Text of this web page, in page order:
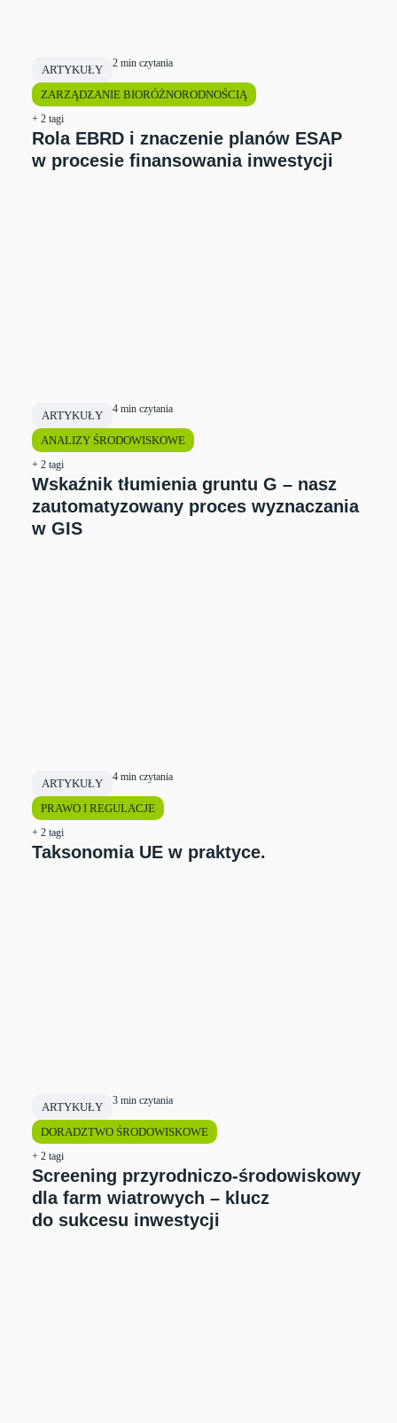
ARTYKUŁY 2 min czytania
ZARZĄDZANIE BIORÓŻNORODNOŚCIĄ
+ 2 tagi
Rola EBRD i znaczenie planów ESAP
w procesie finansowania inwestycji
ARTYKUŁY 4 min czytania
ANALIZY ŚRODOWISKOWE
+ 2 tagi
Wskaźnik tłumienia gruntu G – nasz
zautomatyzowany proces wyznaczania
w GIS
ARTYKUŁY 4 min czytania
PRAWO I REGULACJE
+ 2 tagi
Taksonomia UE w praktyce.
ARTYKUŁY 3 min czytania
DORADZTWO ŚRODOWISKOWE
+ 2 tagi
Screening przyrodniczo-środowiskowy
dla farm wiatrowych – klucz
do sukcesu inwestycji